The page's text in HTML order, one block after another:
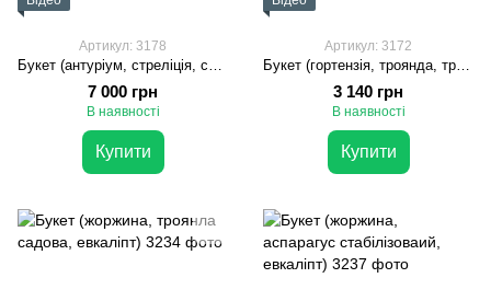
Артикул: 3178
Букет (антуріум, стреліція, соняшник, гортензія, жоржина, леукодендрон, троянда, орнітогалум, астільба, евкаліпт)
7 000 грн
В наявності
Купити
Артикул: 3172
Букет (гортензія, троянда, троянда садова, евкаліпт, гвоздика, жоржина)
3 140 грн
В наявності
Купити